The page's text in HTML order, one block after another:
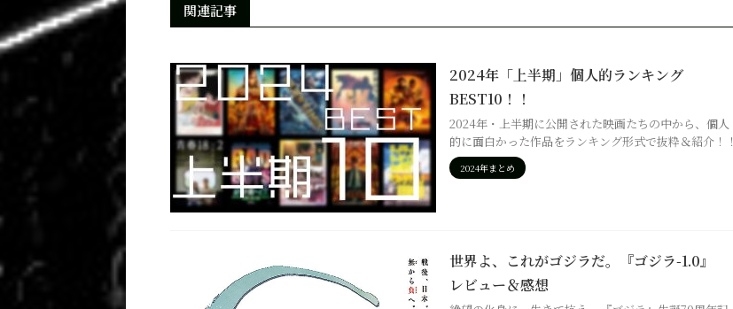
関連記事
2024年「上半期」個人的ランキング
BEST10！！
2024年・上半期に公開された映画たちの中から、個人
的に面白かった作品をランキング形式で抜粋＆紹介！！
2024年まとめ
世界よ、これがゴジラだ。『ゴジラ-1.0』
レビュー＆感想